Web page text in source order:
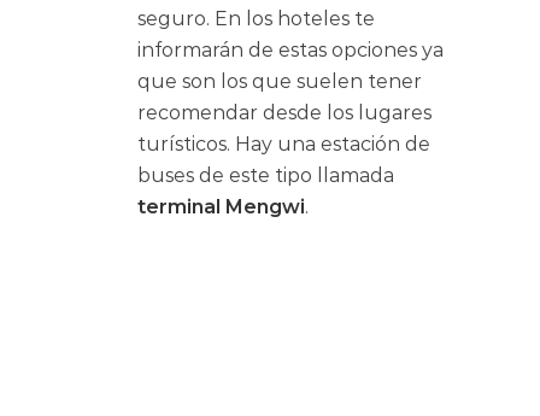
seguro. En los hoteles te
informarán de estas opciones ya
que son los que suelen tener
recomendar desde los lugares
turísticos. Hay una estación de
buses de este tipo llamada
terminal Mengwi.